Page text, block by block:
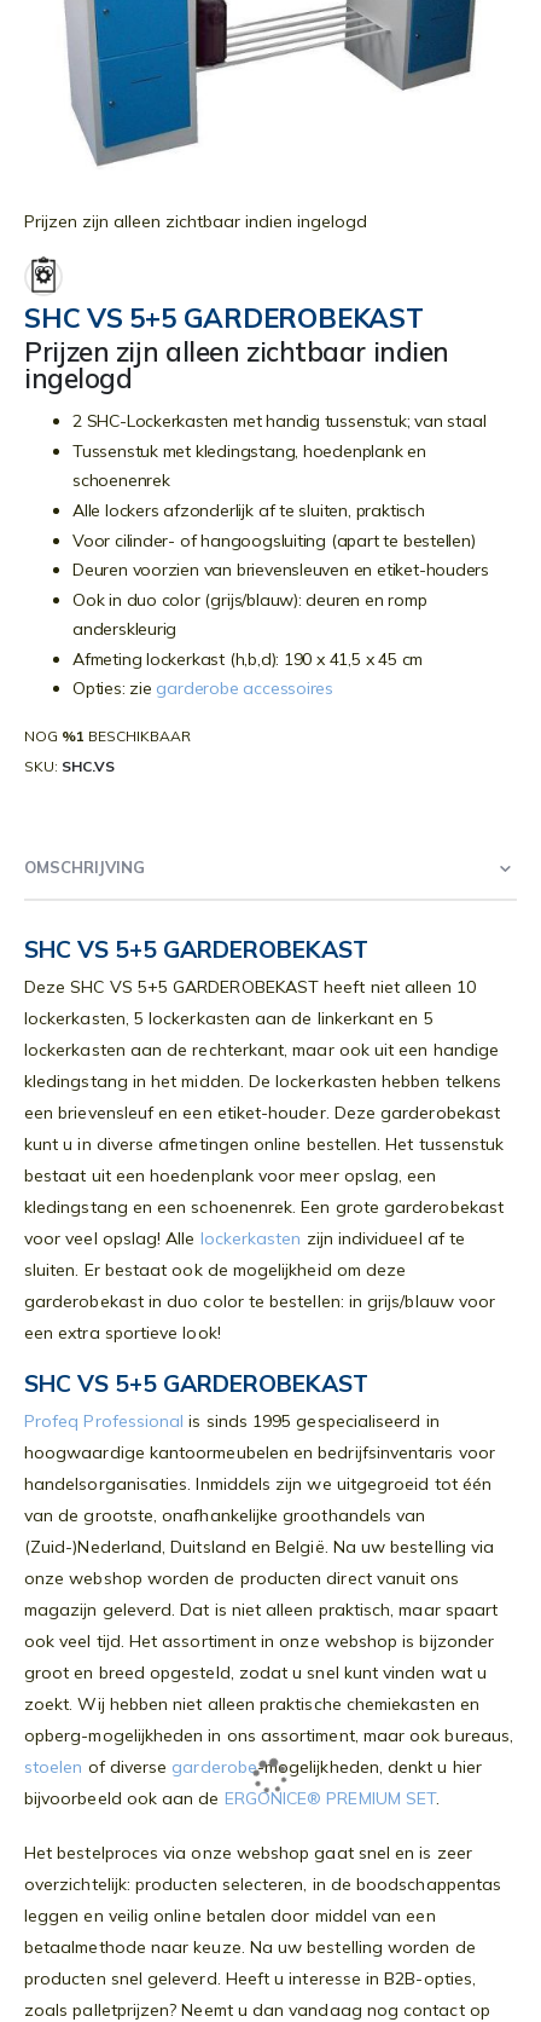
naar
begin
van
de
afbeeldingen-
gallerij
SHC VS 5+5 GARDEROBEKAST
Prijzen zijn alleen zichtbaar indien
ingelogd
2 SHC-Lockerkasten met handig tussenstuk; van staal
Tussenstuk met kledingstang, hoedenplank en
schoenenrek
Alle lockers afzonderlijk af te sluiten, praktisch
Voor cilinder- of hangoogsluiting (apart te bestellen)
Deuren voorzien van brievensleuven en etiket-houders
Ook in duo color (grijs/blauw): deuren en romp
anderskleurig
Afmeting lockerkast (h,b,d): 190 x 41,5 x 45 cm
Opties: zie garderobe accessoires
NOG %1 BESCHIKBAAR
SKU SHC.VS
Prijzen zijn alleen zichtbaar indien ingelogd
OMSCHRIJVING
SHC VS 5+5 GARDEROBEKAST
Deze SHC VS 5+5 GARDEROBEKAST heeft niet alleen 10
lockerkasten, 5 lockerkasten aan de linkerkant en 5
lockerkasten aan de rechterkant, maar ook uit een handige
kledingstang in het midden. De lockerkasten hebben telkens
een brievensleuf en een etiket-houder. Deze garderobekast
kunt u in diverse afmetingen online bestellen. Het tussenstuk
bestaat uit een hoedenplank voor meer opslag, een
kledingstang en een schoenenrek. Een grote garderobekast
voor veel opslag! Alle lockerkasten zijn individueel af te
sluiten. Er bestaat ook de mogelijkheid om deze
garderobekast in duo color te bestellen: in grijs/blauw voor
een extra sportieve look!
SHC VS 5+5 GARDEROBEKAST
Profeq Professional is sinds 1995 gespecialiseerd in
hoogwaardige kantoormeubelen en bedrijfsinventaris voor
handelsorganisaties. Inmiddels zijn we uitgegroeid tot één
van de grootste, onafhankelijke groothandels van
(Zuid-)Nederland, Duitsland en België. Na uw bestelling via
onze webshop worden de producten direct vanuit ons
magazijn geleverd. Dat is niet alleen praktisch, maar spaart
ook veel tijd. Het assortiment in onze webshop is bijzonder
groot en breed opgesteld, zodat u snel kunt vinden wat u
zoekt. Wij hebben niet alleen praktische chemiekasten en
opberg-mogelijkheden in ons assortiment, maar ook bureaus,
stoelen of diverse garderobe-mogelijkheden, denkt u hier
bijvoorbeeld ook aan de ERGONICE® PREMIUM SET.
Het bestelproces via onze webshop gaat snel en is zeer
overzichtelijk: producten selecteren, in de boodschappentas
leggen en veilig online betalen door middel van een
betaalmethode naar keuze. Na uw bestelling worden de
producten snel geleverd. Heeft u interesse in B2B-opties,
zoals palletprijzen? Neemt u dan vandaag nog contact op